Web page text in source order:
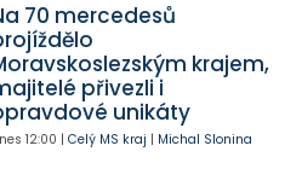
70 mercedesů
krajem,
přivezli i
unikáty
12:00 | Celý MS kraj | Michal Slonina